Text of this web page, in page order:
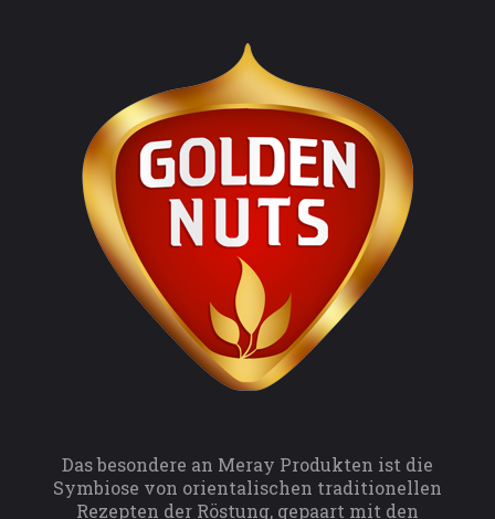
Das besondere an Meray Produkten ist die
Symbiose von orientalischen traditionellen
Rezepten der Röstung, gepaart mit den